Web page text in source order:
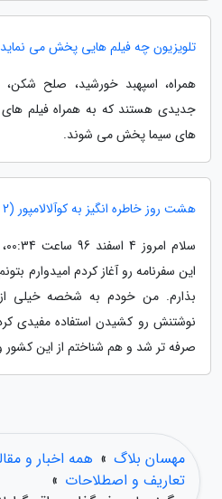
تلویزیون چه فیلم هایی پخش می
همراه، اسپهبد خورشید، صلح
جدیدی هستند که به همراه فیلم
های سیما پخش می شوند.
هشت روز خاطره انگیز به کوآلالامپور (2 قسمت)
این سفرنامه رو آغاز کردم امیدوارم
بذارم. من خودم به شخصه خیلی
نوشتنش رو کشیدن استفاده مفیدی
صرفه تر شد و هم شناختم از این کشور
مهسان بلاگ » همه اخبار و
تعاریف و اصطلاحات »